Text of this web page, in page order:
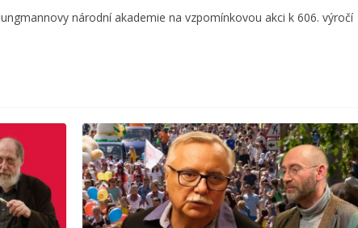
národní akademie na vzpomínkovou akci k 606. výročí